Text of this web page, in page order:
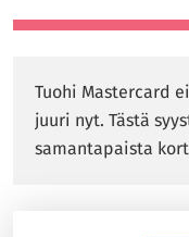
Tuohi Mastercard
juuri nyt. Tästä
samantapaista